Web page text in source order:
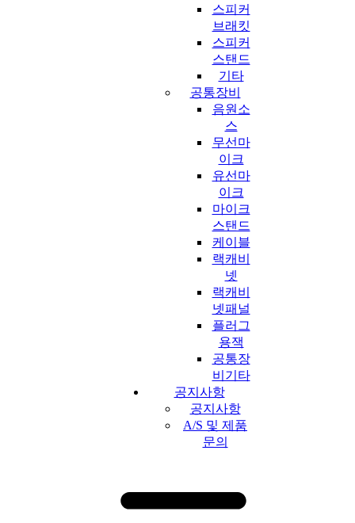
스피커
브래킷
스피커
스탠드
기타
공통장비
음원소
스
무선마
이크
유선마
이크
마이크
스탠드
케이블
랙캐비
넷
랙캐비
넷패널
플러그
용잭
공통장
비기타
공지사항
공지사항
A/S 및 제품
문의